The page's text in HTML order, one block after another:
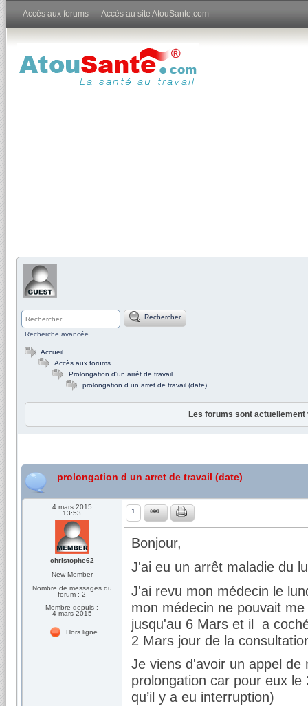
Accès aux forums Accès au site AtouSante.com
Rechercher
Recherche avancée
Accueil
Accès aux forums
Prolongation d'un arrêt de travail
prolongation d un arret de travail (date)
Les forums sont
prolongation d un arret de travail (date)
4 mars 2015
13:53
christophe62
New Member
Nombre de messages du
forum : 2
Membre depuis :
4 mars 2015
Hors ligne
1
Bonjour,
J'ai eu un arrêt maladie du
J'ai revu mon médecin le
mon médecin ne pouvait
jusqu'au 6 Mars et il a
2 Mars jour de la
Je viens d'avoir un appel
prolongation car pour eux le
qu’il y a eu interruption)